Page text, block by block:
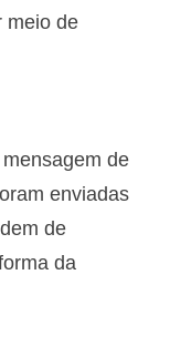
meio de
de
enviadas
de
da